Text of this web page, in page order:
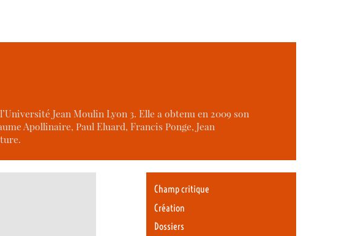
Jean Moulin Lyon 3. Elle a obtenu en 2009 son
Apollinaire, Paul Eluard, Francis Ponge, Jean
Champ critique
Création
Dossiers